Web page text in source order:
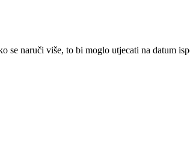
se naruči više, to bi moglo utjecati na datum